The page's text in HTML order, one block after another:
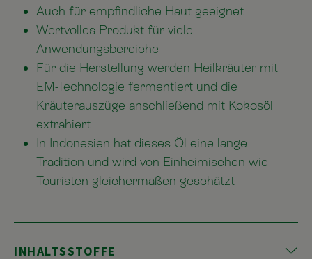
Auch für empfindliche Haut geeignet
Wertvolles Produkt für viele
Anwendungsbereiche
Für die Herstellung werden Heilkräuter mit
EM-Technologie fermentiert und die
Kräuterauszüge anschließend mit Kokosöl
extrahiert
In Indonesien hat dieses Öl eine lange
Tradition und wird von Einheimischen wie
Touristen gleichermaßen geschätzt
INHALTSSTOFFE